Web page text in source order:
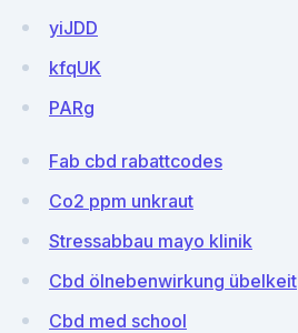
yiJDD
kfqUK
PARg
Fab cbd rabattcodes
Co2 ppm unkraut
Stressabbau mayo klinik
Cbd ölnebenwirkung übelkeit
Cbd med school